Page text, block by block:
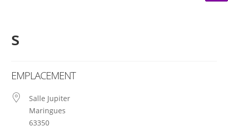
s
EMPLACEMENT
Salle Jupiter
Maringues
63350